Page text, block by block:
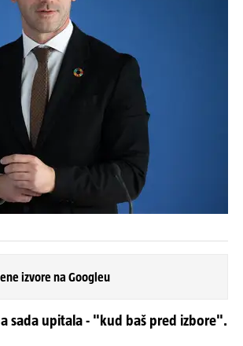
izvore na Googleu
sada upitala - "kud baš pred izbore".